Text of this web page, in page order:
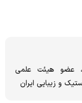
عضو هیئت علمی
و زیبایی ایران